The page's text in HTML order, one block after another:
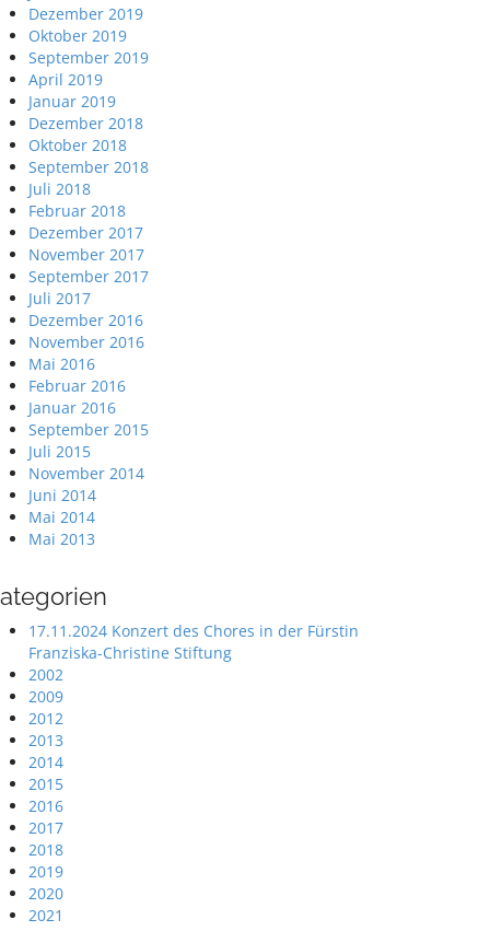
Dezember 2019
Oktober 2019
September 2019
April 2019
Januar 2019
Dezember 2018
Oktober 2018
September 2018
Juli 2018
Februar 2018
Dezember 2017
November 2017
September 2017
Juli 2017
Dezember 2016
November 2016
Mai 2016
Februar 2016
Januar 2016
September 2015
Juli 2015
November 2014
Juni 2014
Mai 2014
Mai 2013
17.11.2024 Konzert des Chores in der Fürstin
Franziska-Christine Stiftung
2002
2009
2012
2013
2014
2015
2016
2017
2018
2019
2020
2021